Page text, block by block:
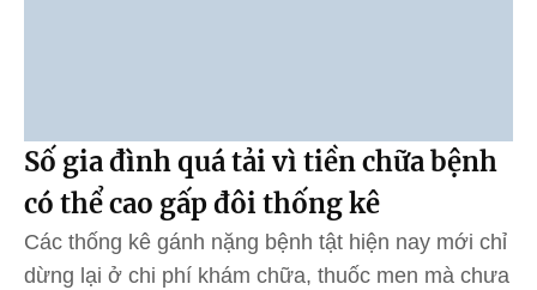
Số gia đình quá tải vì tiền chữa bệnh
có thể cao gấp đôi thống kê
Các thống kê gánh nặng bệnh tật hiện nay mới chỉ
dừng lại ở chi phí khám chữa, thuốc men mà chưa